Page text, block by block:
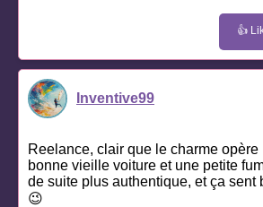
👍
Inventive99
Reelance, clair que le charme
bonne vieille voiture et une petite
de suite plus authentique, et ça sent
😉